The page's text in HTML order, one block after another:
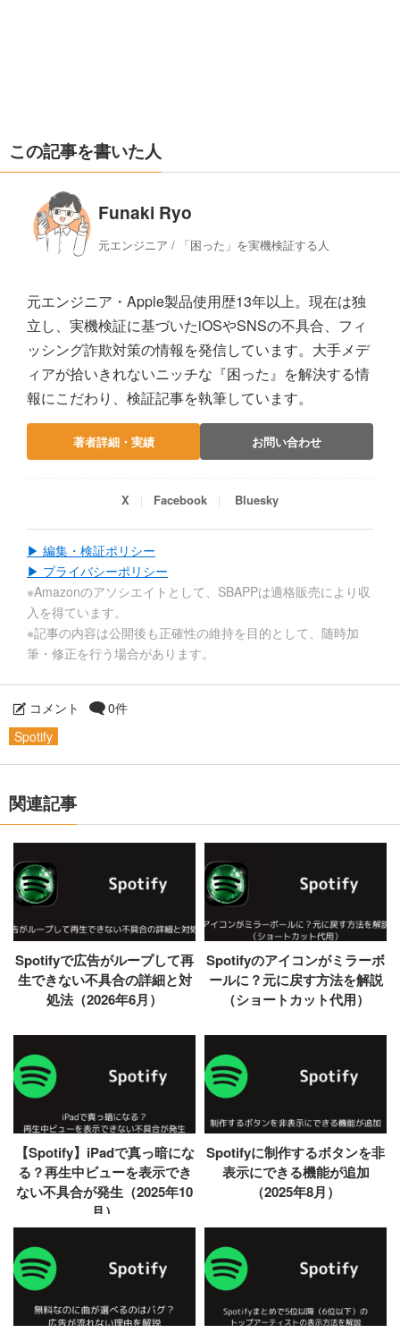
この記事を書いた人
Funaki Ryo
元エンジニア / 「困った」を実機検証する人
元エンジニア・Apple製品使用歴13年以上。現在は独
立し、実機検証に基づいたiOSやSNSの不具合、フィ
ッシング詐欺対策の情報を発信しています。大手メデ
ィアが拾いきれないニッチな『困った』を解決する情
報にこだわり、検証記事を執筆しています。
著者詳細・実績 お問い合わせ
X Facebook Bluesky
▶ 編集・検証ポリシー
▶ プライバシーポリシー
※Amazonのアソシエイトとして、SBAPPは適格販売により収
入を得ています。
※記事の内容は公開後も正確性の維持を目的として、随時加
筆・修正を行う場合があります。
コメント
0件
Spotify
関連記事
Spotifyで広告がループして再
生できない不具合の詳細と対
処法（2026年6月）
Spotifyのアイコンがミラーボ
ールに？元に戻す方法を解説
（ショートカット代用）
【Spotify】iPadで真っ暗にな
る？再生中ビューを表示でき
ない不具合が発生（2025年10
月）
Spotifyに制作するボタンを非
表示にできる機能が追加
（2025年8月）